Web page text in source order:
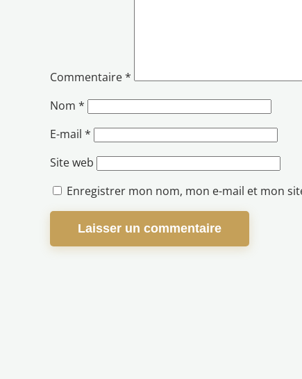
Commentaire*
Nom *
E-mail *
Site web
Enregistrer mon nom, mon e-mail et mon